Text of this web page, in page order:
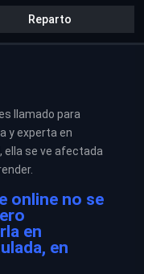
Reparto
llamado para
y experta en
ella se ve afectada
online no se
en
en